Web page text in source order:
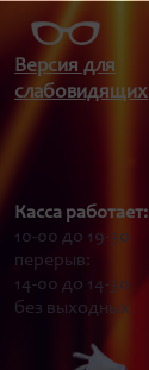
Касса работает:
10-00 до 19-30
перерыв:
14-00 до 14-30
без выходных
Версия для
слабовидящих